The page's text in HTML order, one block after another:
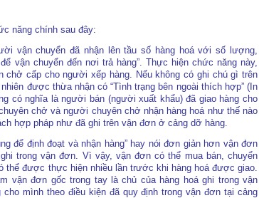
năng chính sau đây:
vận chuyển đã nhận lên tầu số hàng hoá với số lượng,
vận chuyển đến nơi trả hàng”. Thực hiện chức năng này,
chở cấp cho người xếp hàng. Nếu không có ghi chú gì trên
được thừa nhận có “Tình trạng bên ngoài thích hợp” (In
có nghĩa là người bán (người xuất khẩu) đã giao hàng cho
chở và người chuyên chở nhận hàng hoá như thế nào
hợp pháp như đã ghi trên vận đơn ở cảng dỡ hàng.
để định đoạt và nhận hàng” hay nói đơn giản hơn vận đơn
trong vận đơn. Vì vậy, vận đơn có thể mua bán, chuyển
được thực hiện nhiều lần trước khi hàng hoá được giao.
vận đơn gốc trong tay là chủ của hàng hoá ghi trong vận
mình theo điều kiện đã quy định trong vận đơn tại cảng